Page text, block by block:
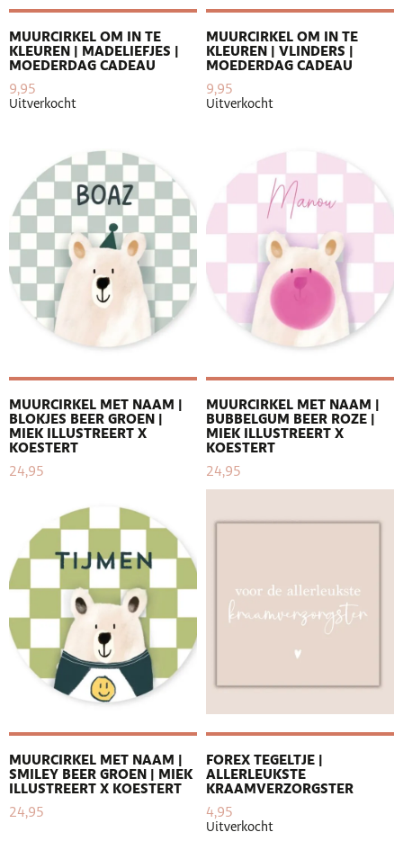
MUURCIRKEL OM IN TE
KLEUREN | MADELIEFJES |
MOEDERDAG CADEAU
9,95
Uitverkocht
MUURCIRKEL OM IN TE
KLEUREN | VLINDERS |
MOEDERDAG CADEAU
9,95
Uitverkocht
MUURCIRKEL MET NAAM |
BLOKJES BEER GROEN |
MIEK ILLUSTREERT X
KOESTERT
24,95
MUURCIRKEL MET NAAM |
BUBBELGUM BEER ROZE |
MIEK ILLUSTREERT X
KOESTERT
24,95
MUURCIRKEL MET NAAM |
SMILEY BEER GROEN | MIEK
ILLUSTREERT X KOESTERT
24,95
FOREX TEGELTJE |
ALLERLEUKSTE
KRAAMVERZORGSTER
4,95
Uitverkocht